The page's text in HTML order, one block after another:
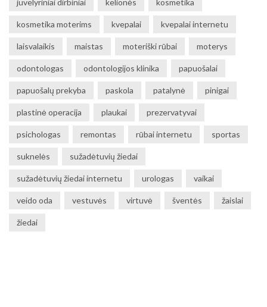
juvelyriniai dirbiniai kelionės kosmetika
kosmetika moterims kvepalai kvepalai internetu
laisvalaikis maistas moteriški rūbai moterys
odontologas odontologijos klinika papuošalai
papuošalų prekyba paskola patalynė pinigai
plastinė operacija plaukai prezervatyvai
psichologas remontas rūbai internetu sportas
suknelės sužadėtuvių žiedai
sužadėtuvių žiedai internetu urologas vaikai
veido oda vestuvės virtuvė šventės žaislai
žiedai